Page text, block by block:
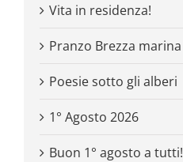
Vita in residenza!
Pranzo Brezza marina
Poesie sotto gli alberi
1° Agosto 2026
Buon 1° agosto a tutti!